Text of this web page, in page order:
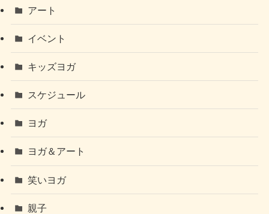
アート
イベント
キッズヨガ
スケジュール
ヨガ
ヨガ＆アート
笑いヨガ
親子